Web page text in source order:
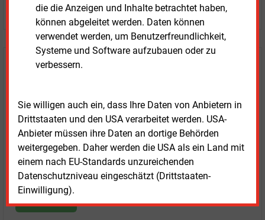
die die Anzeigen und Inhalte betrachtet haben,
können abgeleitet werden. Daten können
verwendet werden, um Benutzerfreundlichkeit,
Systeme und Software aufzubauen oder zu
verbessern.
Sie willigen auch ein, dass Ihre Daten von Anbietern in
Drittstaaten und den USA verarbeitet werden. USA-
Anbieter müssen ihre Daten an dortige Behörden
weitergegeben. Daher werden die USA als ein Land mit
einem nach EU-Standards unzureichenden
Datenschutzniveau eingeschätzt (Drittstaaten-
Einwilligung).
JETZT KOSTENLOS TESTEN
Login für Kunden